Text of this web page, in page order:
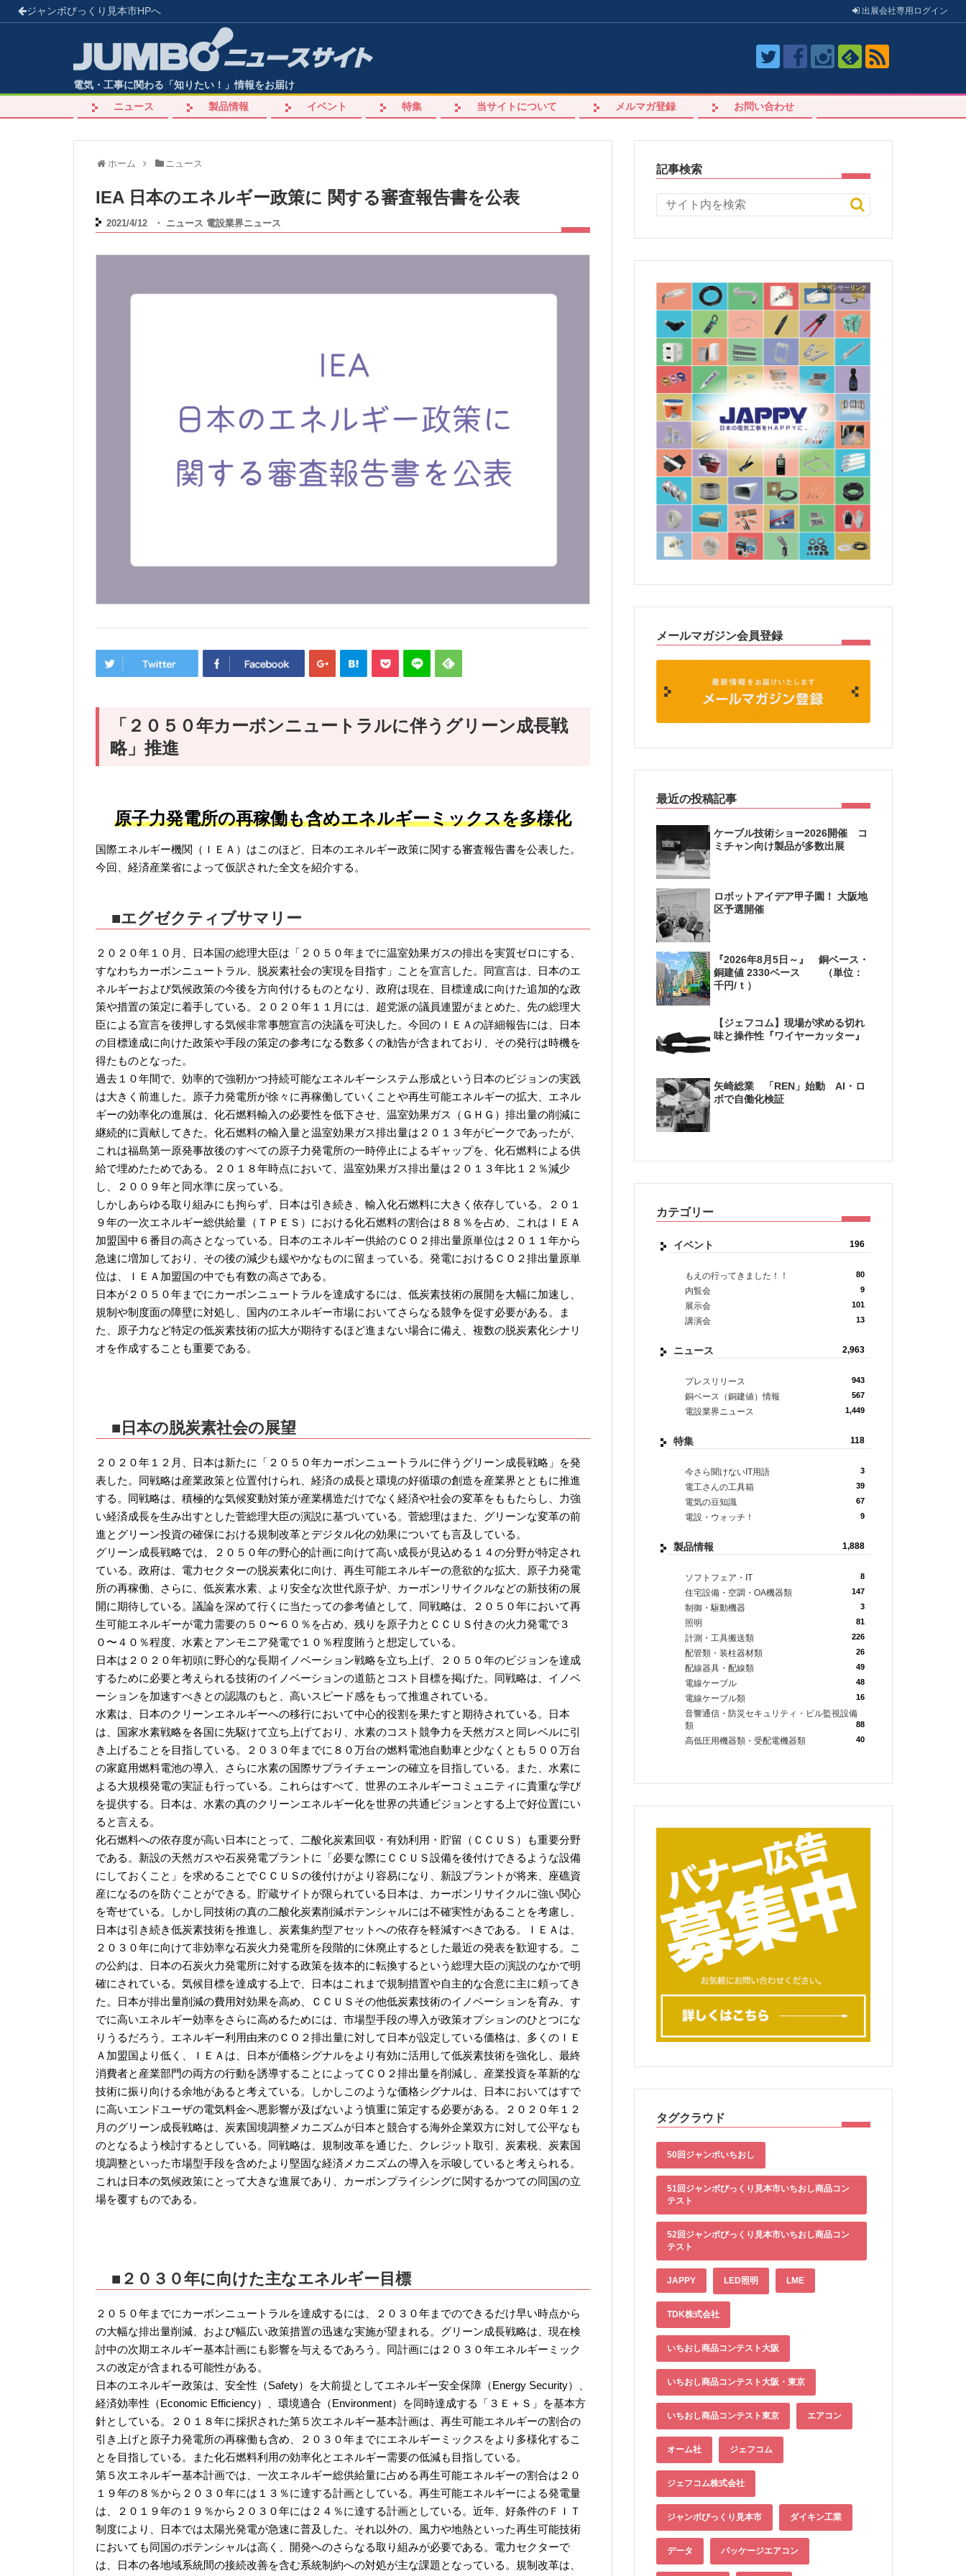
ジャンボびっくり見本市HPへ 出展会社専用 ログイン
電気・工事に関わる「知りたい！」情報をお届け
ニュース
製品情報 イベント 特集 当サイトについて メルマガ登録 お問い合わせ
ホーム ニュース
IEA 日本のエネルギー政策に 関する審査報告書を公表
2021/4/12 ・ ニュース 電設業界ニュース
「２０５０年カーボンニュートラルに伴うグリーン成長戦
略」推進
原子力発電所の再稼働も含めエネルギーミックスを多様化
国際エネルギー機関（ＩＥＡ）はこのほど、日本のエネルギー政策に関する審査報告書を公表した。
今回、経済産業省によって仮訳された全文を紹介する。
■エグゼクティブサマリー
２０２０年１０月、日本国の総理大臣は「２０５０年までに温室効果ガスの排出を実質ゼロにする、
すなわちカーボンニュートラル、脱炭素社会の実現を目指す」ことを宣言した。同宣言は、日本のエ
ネルギーおよび気候政策の今後を方向付けるものとなり、政府は現在、目標達成に向けた追加的な政
策や措置の策定に着手している。２０２０年１１月には、超党派の議員連盟がまとめた、先の総理大
臣による宣言を後押しする気候非常事態宣言の決議を可決した。今回のＩＥＡの詳細報告には、日本
の目標達成に向けた政策や手段の策定の参考になる数多くの勧告が含まれており、その発行は時機を
得たものとなった。
過去１０年間で、効率的で強靭かつ持続可能なエネルギーシステム形成という日本のビジョンの実践
は大きく前進した。原子力発電所が徐々に再稼働していくことや再生可能エネルギーの拡大、エネル
ギーの効率化の進展は、化石燃料輸入の必要性を低下させ、温室効果ガス（ＧＨＧ）排出量の削減に
継続的に貢献してきた。化石燃料の輸入量と温室効果ガス排出量は２０１３年がピークであったが、
これは福島第一原発事故後のすべての原子力発電所の一時停止によるギャップを、化石燃料による供
給で埋めたためである。２０１８年時点において、温室効果ガス排出量は２０１３年比１２％減少
し、２００９年と同水準に戻っている。
しかしあらゆる取り組みにも拘らず、日本は引き続き、輸入化石燃料に大きく依存している。２０１
９年の一次エネルギー総供給量（ＴＰＥＳ）における化石燃料の割合は８８％を占め、これはＩＥＡ
加盟国中６番目の高さとなっている。日本のエネルギー供給のＣＯ２排出量原単位は２０１１年から
急速に増加しており、その後の減少も緩やかなものに留まっている。発電におけるＣＯ２排出量原単
位は、ＩＥＡ加盟国の中でも有数の高さである。
日本が２０５０年までにカーボンニュートラルを達成するには、低炭素技術の展開を大幅に加速し、
規制や制度面の障壁に対処し、国内のエネルギー市場においてさらなる競争を促す必要がある。ま
た、原子力など特定の低炭素技術の拡大が期待するほど進まない場合に備え、複数の脱炭素化シナリ
オを作成することも重要である。
■日本の脱炭素社会の展望
２０２０年１２月、日本は新たに「２０５０年カーボンニュートラルに伴うグリーン成長戦略」を発
表した。同戦略は産業政策と位置付けられ、経済の成長と環境の好循環の創造を産業界とともに推進
する。同戦略は、積極的な気候変動対策が産業構造だけでなく経済や社会の変革をももたらし、力強
い経済成長を生み出すとした菅総理大臣の演説に基づいている。菅総理はまた、グリーンな変革の前
進とグリーン投資の確保における規制改革とデジタル化の効果についても言及している。
グリーン成長戦略では、２０５０年の野心的計画に向けて高い成長が見込める１４の分野が特定され
ている。政府は、電力セクターの脱炭素化に向け、再生可能エネルギーの意欲的な拡大、原子力発電
所の再稼働、さらに、低炭素水素、より安全な次世代原子炉、カーボンリサイクルなどの新技術の展
開に期待している。議論を深めて行くに当たっての参考値として、同戦略は、２０５０年において再
生可能エネルギーが電力需要の５０〜６０％を占め、残りを原子力とＣＣＵＳ付きの火力発電で３
０〜４０％程度、水素とアンモニア発電で１０％程度賄うと想定している。
日本は２０２０年初頭に野心的な長期イノベーション戦略を立ち上げ、２０５０年のビジョンを達成
するために必要と考えられる技術のイノベーションの道筋とコスト目標を掲げた。同戦略は、イノベ
ーションを加速すべきとの認識のもと、高いスピード感をもって推進されている。
水素は、日本のクリーンエネルギーへの移行において中心的役割を果たすと期待されている。日本
は、国家水素戦略を各国に先駆けて立ち上げており、水素のコスト競争力を天然ガスと同レベルに引
き上げることを目指している。２０３０年までに８０万台の燃料電池自動車と少なくとも５００万台
の家庭用燃料電池の導入、さらに水素の国際サプライチェーンの確立を目指している。また、水素に
よる大規模発電の実証も行っている。これらはすべて、世界のエネルギーコミュニティに貴重な学び
を提供する。日本は、水素の真のクリーンエネルギー化を世界の共通ビジョンとする上で好位置にい
ると言える。
化石燃料への依存度が高い日本にとって、二酸化炭素回収・有効利用・貯留（ＣＣＵＳ）も重要分野
である。新設の天然ガスや石炭発電プラントに「必要な際にＣＣＵＳ設備を後付けできるような設備
にしておくこと」を求めることでＣＣＵＳの後付けがより容易になり、新設プラントが将来、座礁資
産になるのを防ぐことができる。貯蔵サイトが限られている日本は、カーボンリサイクルに強い関心
を寄せている。しかし同技術の真の二酸化炭素削減ポテンシャルには不確実性があることを考慮し、
日本は引き続き低炭素技術を推進し、炭素集約型アセットへの依存を軽減すべきである。ＩＥＡは、
２０３０年に向けて非効率な石炭火力発電所を段階的に休廃止するとした最近の発表を歓迎する。こ
の公約は、日本の石炭火力発電所に対する政策を抜本的に転換するという総理大臣の演説のなかで明
確にされている。気候目標を達成する上で、日本はこれまで規制措置や自主的な合意に主に頼ってき
た。日本が排出量削減の費用対効果を高め、ＣＣＵＳその他低炭素技術のイノベーションを育み、す
でに高いエネルギー効率をさらに高めるためには、市場型手段の導入が政策オプションのひとつにな
りうるだろう。エネルギー利用由来のＣＯ２排出量に対して日本が設定している価格は、多くのＩＥ
Ａ加盟国より低く、ＩＥＡは、日本が価格シグナルをより有効に活用して低炭素技術を強化し、最終
消費者と産業部門の両方の行動を誘導することによってＣＯ２排出量を削減し、産業投資を革新的な
技術に振り向ける余地があると考えている。しかしこのような価格シグナルは、日本においてはすで
に高いエンドユーザの電気料金へ悪影響が及ばないよう慎重に策定する必要がある。２０２０年１２
月のグリーン成長戦略は、炭素国境調整メカニズムが日本と競合する海外企業双方に対して公平なも
のとなるよう検討するとしている。同戦略は、規制改革を通じた、クレジット取引、炭素税、炭素国
境調整といった市場型手段を含めたより堅固な経済メカニズムの導入を示唆していると考えられる。
これは日本の気候政策にとって大きな進展であり、カーボンプライシングに関するかつての同国の立
場を覆すものである。
■２０３０年に向けた主なエネルギー目標
２０５０年までにカーボンニュートラルを達成するには、２０３０年までのできるだけ早い時点から
の大幅な排出量削減、および幅広い政策措置の迅速な実施が望まれる。グリーン成長戦略は、現在検
討中の次期エネルギー基本計画にも影響を与えるであろう。同計画には２０３０年エネルギーミック
スの改定が含まれる可能性がある。
日本のエネルギー政策は、安全性（Safety）を大前提としてエネルギー安全保障（Energy Security）、
経済効率性（Economic Efficiency）、環境適合（Environment）を同時達成する「３Ｅ＋Ｓ」を基本方
針としている。２０１８年に採択された第５次エネルギー基本計画は、再生可能エネルギーの割合の
引き上げと原子力発電所の再稼働も含め、２０３０年までにエネルギーミックスをより多様化するこ
とを目指している。また化石燃料利用の効率化とエネルギー需要の低減も目指している。
第５次エネルギー基本計画では、一次エネルギー総供給量に占める再生可能エネルギーの割合は２０
１９年の８％から２０３０年には１３％に達する計画としている。再生可能エネルギーによる発電量
は、２０１９年の１９％から２０３０年には２４％に達する計画としている。近年、好条件のＦＩＴ
制度により、日本では太陽光発電が急速に普及した。それ以外の、風力や地熱といった再生可能技術
においても同国のポテンシャルは高く、開発へのさらなる取り組みが必要である。電力セクターで
は、日本の各地域系統間の接続改善を含む系統制約への対処が主な課題となっている。規制改革は、
記事検索
メールマガジン会員登録
最近の投稿記事
ケーブル技術ショー2026開催 コ
ミチャン向け製品が多数出展
ロボットアイデア甲子園！ 大阪地
区予選開催
『2026年8月5日～』 銅ベース・
銅建値 2330ベース （単位：
千円/ｔ）
【ジェフコム】現場が求める切れ
味と操作性『ワイヤーカッター』
矢崎総業 「REN」始動 AI・ロ
ボで自働化検証
カテゴリー
イベント 196
もえの行ってきました！！ 80
内覧会 9
展示会 101
講演会 13
ニュース 2,963
プレスリリース 943
銅ベース（銅建値）情報 567
電設業界ニュース 1,449
特集 118
今さら聞けないIT用語 3
電工さんの工具箱 39
電気の豆知識 67
電設・ウォッチ！ 9
製品情報 1,888
ソフトフェア・IT 8
住宅設備・空調・OA機器類 147
制御・駆動機器 3
照明 81
計測・工具搬送類 226
配管類・装柱器材類 26
配線器具・配線類 49
電線ケーブル 48
電線ケーブル類 16
音響通信・防災セキュリティ・ビル監視設備
類
88
高低圧用機器類・受配電機器類 40
タグクラウド
50回ジャンボいちおし
51回ジャンボびっくり見本市いちおし商品コン
テスト
52回ジャンボびっくり見本市いちおし商品コン
テスト
JAPPY LED照明 LME
TDK株式会社
いちおし商品コンテスト大阪
いちおし商品コンテスト大阪・東京
いちおし商品コンテスト東京 エアコン
オーム社 ジェフコム
ジェフコム株式会社
ジャンボびっくり見本市 ダイキン工業
データ パッケージエアコン